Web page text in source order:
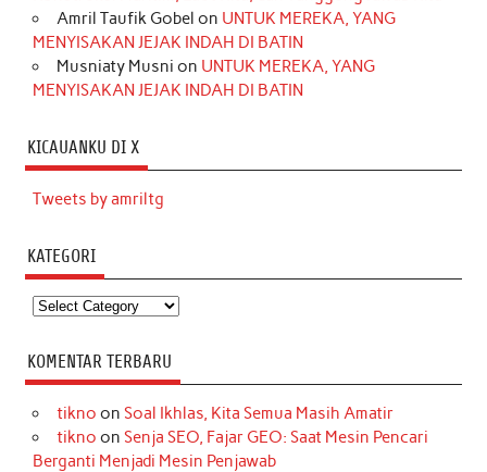
Amril Taufik Gobel on UNTUK MEREKA, YANG
MENYISAKAN JEJAK INDAH DI BATIN
Musniaty Musni on UNTUK MEREKA, YANG
MENYISAKAN JEJAK INDAH DI BATIN
KICAUANKU DI X
Tweets by amriltg
KATEGORI
Kategori
KOMENTAR TERBARU
tikno on Soal Ikhlas, Kita Semua Masih Amatir
tikno on Senja SEO, Fajar GEO: Saat Mesin Pencari
Berganti Menjadi Mesin Penjawab